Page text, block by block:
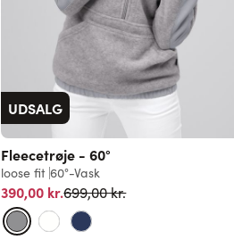
UDSALG
Fleecetrøje - 60°
loose fit 60°-Vask
390,00 kr.Normalpris
699,00 kr.